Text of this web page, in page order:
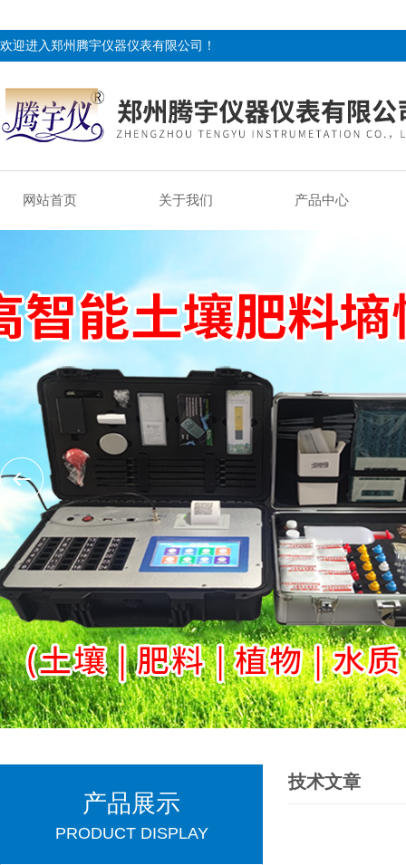
欢迎进入郑州腾宇仪器仪表有限公司！
网站首页 关于我们 产品中心
产品展示
PRODUCT DISPLAY
技术文章